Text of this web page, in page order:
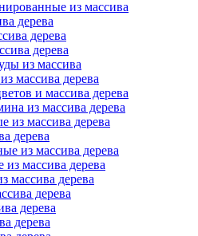
из массива
дерева
дерева
дерева
из массива
массива дерева
и массива дерева
из массива дерева
из массива дерева
дерева
из массива дерева
массива дерева
массива дерева
дерева
дерева
дерева